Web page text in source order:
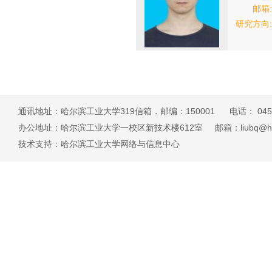
邮箱:
研究方向:
通讯地址：哈尔滨工业大学319信箱，邮编：150001 电话：
办公地址：哈尔滨工业大学一校区新技术楼612室 邮箱：
技术支持：哈尔滨工业大学网络与信息中心